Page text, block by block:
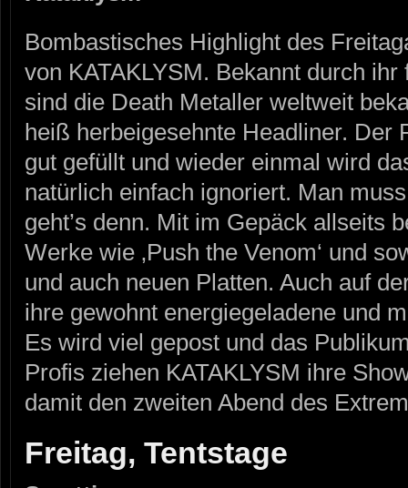
Bombastisches Highlight des
von KATAKLYSM. Bekannt durch
sind die Death Metaller weltweit
heiß herbeigesehnte Headliner. Der
gut gefüllt und wieder einmal wird
natürlich einfach ignoriert. Man
geht’s denn. Mit im Gepäck allseits
Werke wie ‚Push the Venom‘ und
und auch neuen Platten. Auch auf
ihre gewohnt energiegeladene und
Es wird viel gepost und das
Profis ziehen KATAKLYSM ihre
damit den zweiten Abend des
Freitag, Tentstage